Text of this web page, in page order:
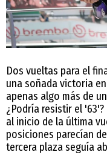
Dos vueltas para el
una soñada victoria
apenas algo más de
¿Podría resistir el
al inicio de la última
posiciones parecían
tercera plaza seguía